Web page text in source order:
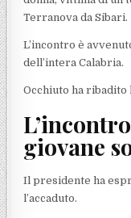
Terranova da Sibari.
L’incontro è
dell’intera Calabria.
Occhiuto ha ribadito
giovane
Il presidente ha
l’accaduto.